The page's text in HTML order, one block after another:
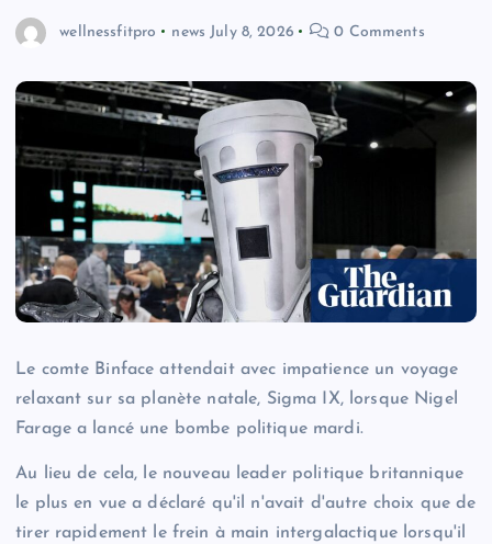
wellnessfitpro news July 8, 2026 0 Comments
Le comte Binface attendait avec impatience un voyage
relaxant sur sa planète natale, Sigma IX, lorsque Nigel
Farage a lancé une bombe politique mardi.
Au lieu de cela, le nouveau leader politique britannique
le plus en vue a déclaré qu'il n'avait d'autre choix que de
tirer rapidement le frein à main intergalactique lorsqu'il